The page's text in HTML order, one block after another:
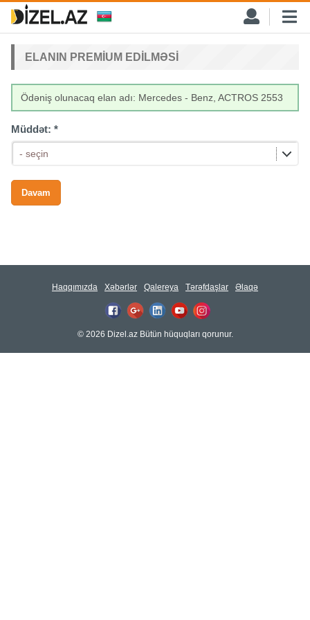
ELANIN PREMIUM EDILMƏSI
Ödəniş olunacaq elan adı: Mercedes - Benz, ACTROS 2553
Müddət: *
- seçin
Haqqımızda Xəbərlər Qalereya Tərəfdaşlar Əlaqə
© 2026 Dizel.az Bütün hüquqları qorunur.